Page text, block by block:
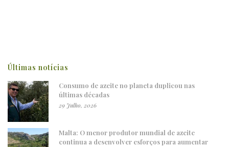
Últimas notícias
Consumo de azeite no planeta duplicou nas
últimas décadas
29 Julho, 2026
Malta: O menor produtor mundial de azeite
continua a desenvolver esforços para aumentar